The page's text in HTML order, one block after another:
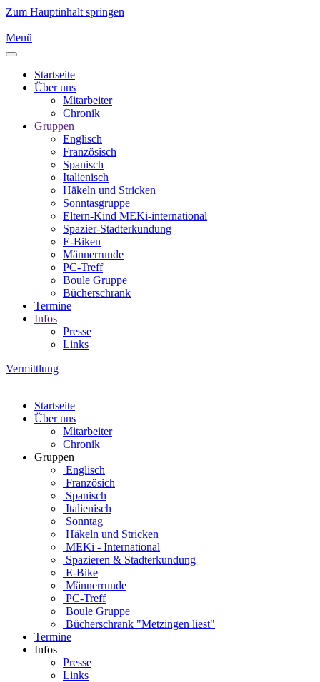
Zum Hauptinhalt springen
Menü
Startseite
Über uns
Mitarbeiter
Chronik
Gruppen
Englisch
Französisch
Spanisch
Italienisch
Häkeln und Stricken
Sonntasgruppe
Eltern-Kind MEKi-international
Spazier-Stadterkundung
E-Biken
Männerrunde
PC-Treff
Boule Gruppe
Bücherschrank
Termine
Infos
Presse
Links
Vermittlung
Startseite
Über uns
Mitarbeiter
Chronik
Gruppen
Englisch
Französich
Spanisch
Italienisch
Sonntag
Häkeln und Stricken
MEKi - International
Spazieren & Stadterkundung
E-Bike
Männerrunde
PC-Treff
Boule Gruppe
Bücherschrank "Metzingen liest"
Termine
Infos
Presse
Links